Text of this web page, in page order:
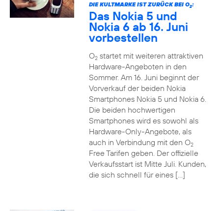
DIE KULTMARKE IST ZURÜCK BEI O2:
Das Nokia 5 und
Nokia 6 ab 16. Juni
vorbestellen
O2startet mit weiteren attraktiven
Hardware-Angeboten in den
Sommer. Am 16. Juni beginnt der
Vorverkauf der beiden Nokia
Smartphones Nokia 5 und Nokia 6.
Die beiden hochwertigen
Smartphones wird es sowohl als
Hardware-Only-Angebote, als
auch in Verbindung mit den O2
Free Tarifen geben. Der offizielle
Verkaufsstart ist Mitte Juli. Kunden,
die sich schnell für eines […]